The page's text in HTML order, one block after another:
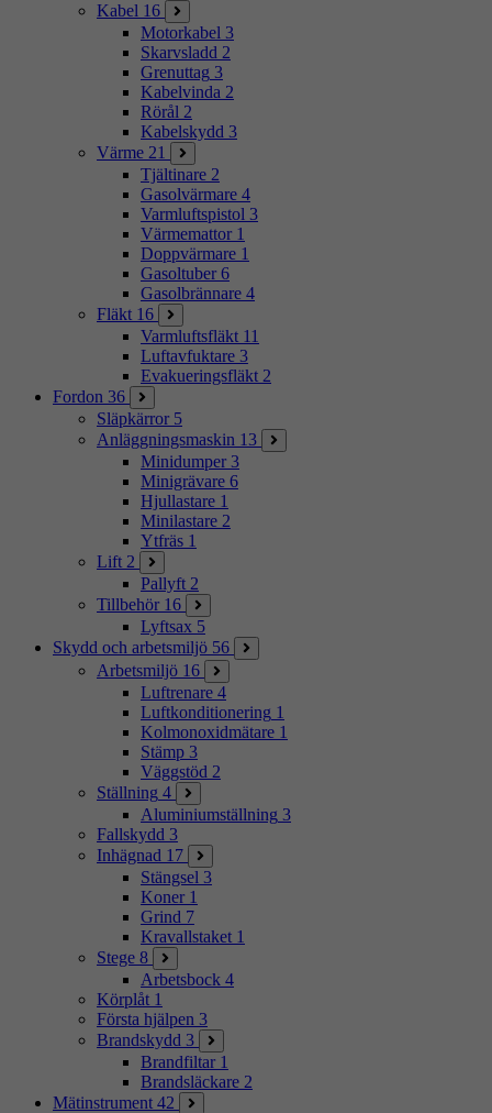
Kabel 16
Motorkabel 3
Skarvsladd 2
Grenuttag 3
Kabelvinda 2
Rörål 2
Kabelskydd 3
Värme 21
Tjältinare 2
Gasolvärmare 4
Varmluftspistol 3
Värmemattor 1
Doppvärmare 1
Gasoltuber 6
Gasolbrännare 4
Fläkt 16
Varmluftsfläkt 11
Luftavfuktare 3
Evakueringsfläkt 2
Fordon 36
Släpkärror 5
Anläggningsmaskin 13
Minidumper 3
Minigrävare 6
Hjullastare 1
Minilastare 2
Ytfräs 1
Lift 2
Pallyft 2
Tillbehör 16
Lyftsax 5
Skydd och arbetsmiljö 56
Arbetsmiljö 16
Luftrenare 4
Luftkonditionering 1
Kolmonoxidmätare 1
Stämp 3
Väggstöd 2
Ställning 4
Aluminiumställning 3
Fallskydd 3
Inhägnad 17
Stängsel 3
Koner 1
Grind 7
Kravallstaket 1
Stege 8
Arbetsbock 4
Körplåt 1
Första hjälpen 3
Brandskydd 3
Brandfiltar 1
Brandsläckare 2
Mätinstrument 42